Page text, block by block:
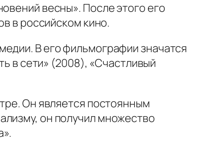
весны». После этого его
в российском кино.
В его фильмографии значатся
в сети» (2008), «Счастливый
Он является постоянным
он получил множество